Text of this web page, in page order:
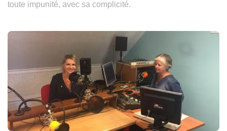
toute impunité, avec sa complicité.